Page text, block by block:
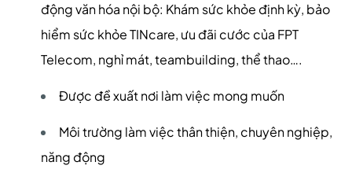
động văn hóa nội bộ: Khám sức khỏe định kỳ, bảo
hiểm sức khỏe TINcare, ưu đãi cước của FPT
Telecom, nghỉ mát, teambuilding, thể thao….
Được đề xuất nơi làm việc mong muốn
Môi trường làm việc thân thiện, chuyên nghiệp,
năng động